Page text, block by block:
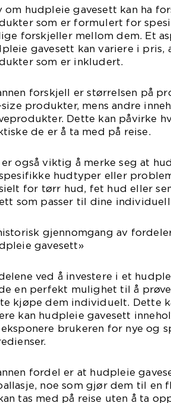
om hudpleie gavesett kan ha
som er formulert for
forskjeller mellom dem. Et
gavesett kan variere i pris,
som er inkludert.
forskjell er størrelsen på
produkter, mens andre
Dette kan påvirke
de er å ta med på reise.
er også viktig å merke seg at
hudtyper eller
for tørr hud, fet hud eller
som passer til dine
gjennomgang av
gavesett»
ved å investere i et
en perfekt mulighet til å
kjøpe dem individuelt. Dette
kan hudpleie gavesett
eksponere brukeren for nye og
fordel er at hudpleie
noe som gjør dem til en
tas med på reise uten å ta